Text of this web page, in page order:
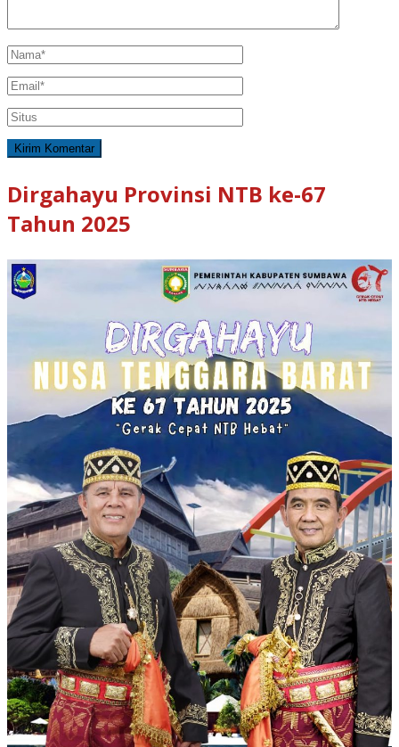
Dirgahayu Provinsi NTB ke-67
Tahun 2025